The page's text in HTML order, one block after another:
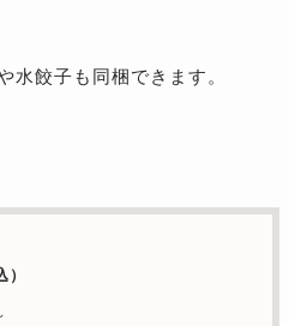
餃子も同梱できます。
）